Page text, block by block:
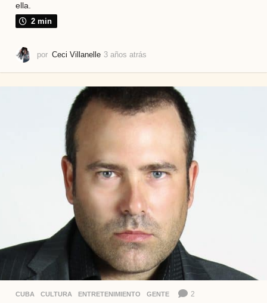
ella.
2 min
por Ceci Villanelle 3 años atrás
o
s
a
CUBA ,CULTURA ,ENTRETENIMIENTO ,GENTE 2